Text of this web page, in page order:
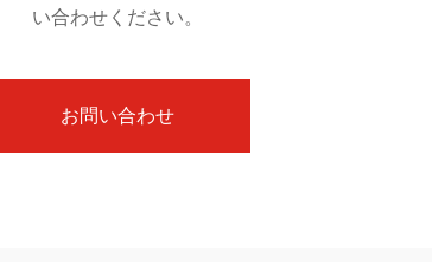
い合わせください。
お問い合わせ